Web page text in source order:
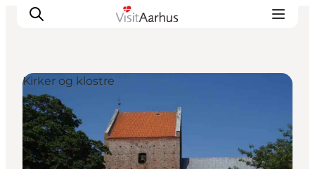
Oplevelser
Kalender
Byer og steder
Kirker og klostre